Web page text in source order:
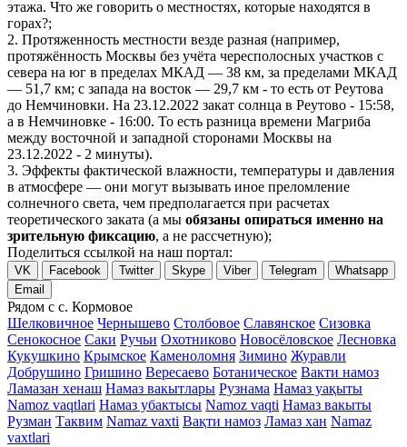
этажа. Что же говорить о местностях, которые находятся в
горах?;
2. Протяженность местности везде разная (например,
протяжённость Москвы без учёта чересполосных участков с
севера на юг в пределах МКАД — 38 км, за пределами МКАД
— 51,7 км; с запада на восток — 29,7 км - то есть от Реутова
до Немчиновки. На 23.12.2022 закат солнца в Реутово - 15:58,
а в Немчиновке - 16:00. То есть разница времени Магриба
между восточной и западной сторонами Москвы на
23.12.2022 - 2 минуты).
3. Эффекты фактической влажности, температуры и давления
в атмосфере — они могут вызывать иное преломление
солнечного света, чем предполагается при расчетах
теоретического заката (а мы обязаны опираться именно на
зрительную фиксацию, а не рассчетную);
Поделиться ссылкой на наш портал:
VK Facebook Twitter Skype Viber Telegram
Whatsapp
Email
Рядом с с. Кормовое
Шелковичное Чернышево Столбовое Славянское Сизовка
Сенокосное Саки Ручьи Охотниково Новосёловское Лесновка
Кукушкино Крымское Каменоломня Зимино Журавли
Добрушино Гришино Вересаево Ботаническое Вакти намоз
Ламазан хенаш Намаз вакытлары Рузнама Намаз уақыты
Namoz vaqtlari Намаз убактысы Namoz vaqti Намаз вакыты
Рузман Таквим Namaz vaxti Вақти намоз Ламаз хан Namaz
vaxtlari